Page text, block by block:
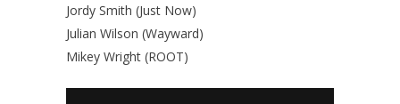
Jordy Smith (Just Now)
Julian Wilson (Wayward)
Mikey Wright (ROOT)